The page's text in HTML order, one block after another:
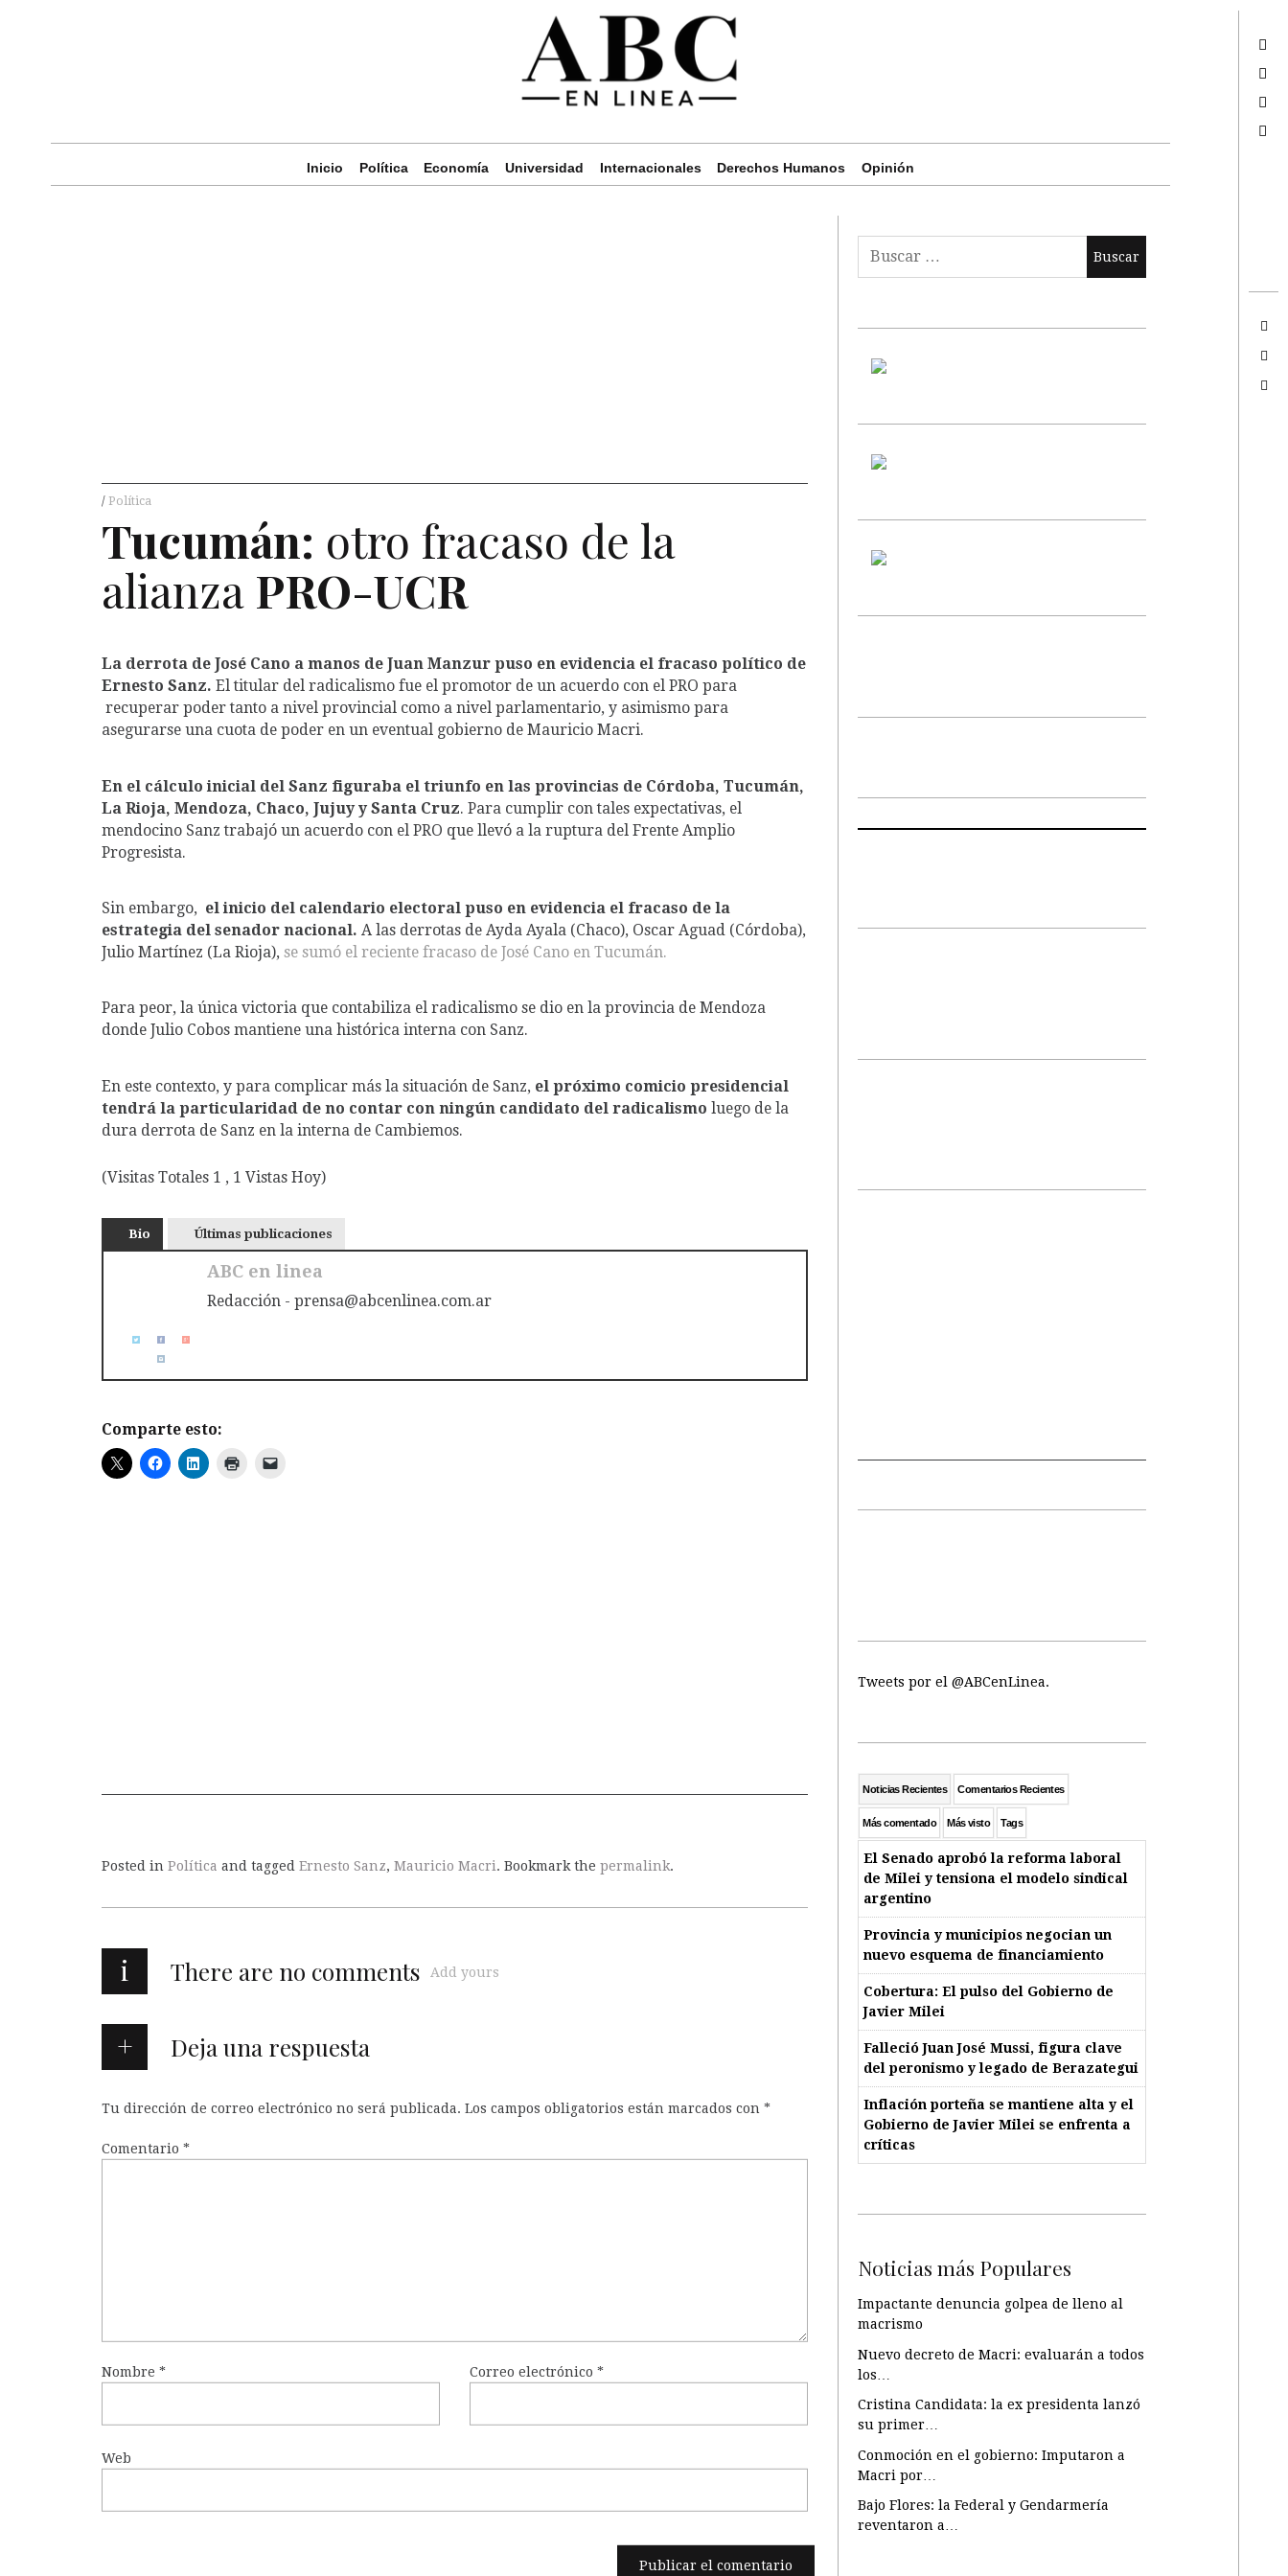
Inicio Política Economía Universidad Internacionales Derechos Humanos Opinión
Política
Tucumán: otro fracaso de la
alianza PRO-UCR
La derrota de José Cano a manos de Juan Manzur puso en evidencia el fracaso político de
Ernesto Sanz. El titular del radicalismo fue el promotor de un acuerdo con el PRO para
recuperar poder tanto a nivel provincial como a nivel parlamentario, y asimismo para
asegurarse una cuota de poder en un eventual gobierno de Mauricio Macri.
En el cálculo inicial del Sanz figuraba el triunfo en las provincias de Córdoba, Tucumán,
La Rioja, Mendoza, Chaco, Jujuy y Santa Cruz. Para cumplir con tales expectativas, el
mendocino Sanz trabajó un acuerdo con el PRO que llevó a la ruptura del Frente Amplio
Progresista.
Sin embargo, el inicio del calendario electoral puso en evidencia el fracaso de la
estrategia del senador nacional. A las derrotas de Ayda Ayala (Chaco), Oscar Aguad (Córdoba),
Julio Martínez (La Rioja), se sumó el reciente fracaso de José Cano en Tucumán.
Para peor, la única victoria que contabiliza el radicalismo se dio en la provincia de Mendoza
donde Julio Cobos mantiene una histórica interna con Sanz.
En este contexto, y para complicar más la situación de Sanz, el próximo comicio presidencial
tendrá la particularidad de no contar con ningún candidato del radicalismo luego de la
dura derrota de Sanz en la interna de Cambiemos.
(Visitas Totales 1 , 1 Vistas Hoy)
Bio Últimas publicaciones
ABC en linea
Redacción - prensa@abcenlinea.com.ar
Comparte esto:
Posted in Política and tagged Ernesto Sanz, Mauricio Macri. Bookmark the permalink.
i There are no comments Add yours
Deja una respuesta
Tu dirección de correo electrónico no será publicada. Los campos obligatorios están marcados con *
Comentario *
Nombre * Correo electrónico*
Web
Tweets por el @ABCenLinea.
Noticias Recientes Comentarios Recientes
Más comentado Más visto Tags
El Senado aprobó la reforma laboral
de Milei y tensiona el modelo sindical
argentino
Provincia y municipios negocian un
nuevo esquema de financiamiento
Cobertura: El pulso del Gobierno de
Javier Milei
Falleció Juan José Mussi, figura clave
del peronismo y legado de Berazategui
Inflación porteña se mantiene alta y el
Gobierno de Javier Milei se enfrenta a
críticas
Noticias más Populares
Impactante denuncia golpea de lleno al
macrismo
Nuevo decreto de Macri: evaluarán a todos
los…
Cristina Candidata: la ex presidenta lanzó
su primer…
Conmoción en el gobierno: Imputaron a
Macri por…
Bajo Flores: la Federal y Gendarmería
reventaron a…